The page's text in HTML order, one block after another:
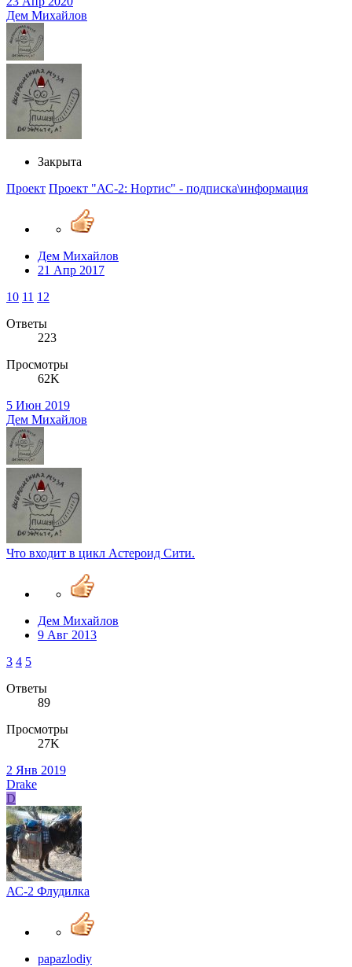
Дем Михайлов
Закрыта
Проект Проект "АС-2: Нортис" - подписка\информация
Дем Михайлов
21 Апр 2017
10 11 12
Ответы
223
Просмотры
62K
5 Июн 2019
Дем Михайлов
Что входит в цикл Астероид Сити.
Дем Михайлов
9 Авг 2013
3 4 5
Ответы
89
Просмотры
27K
2 Янв 2019
Drake
D
АС-2 Флудилка
papazlodiy